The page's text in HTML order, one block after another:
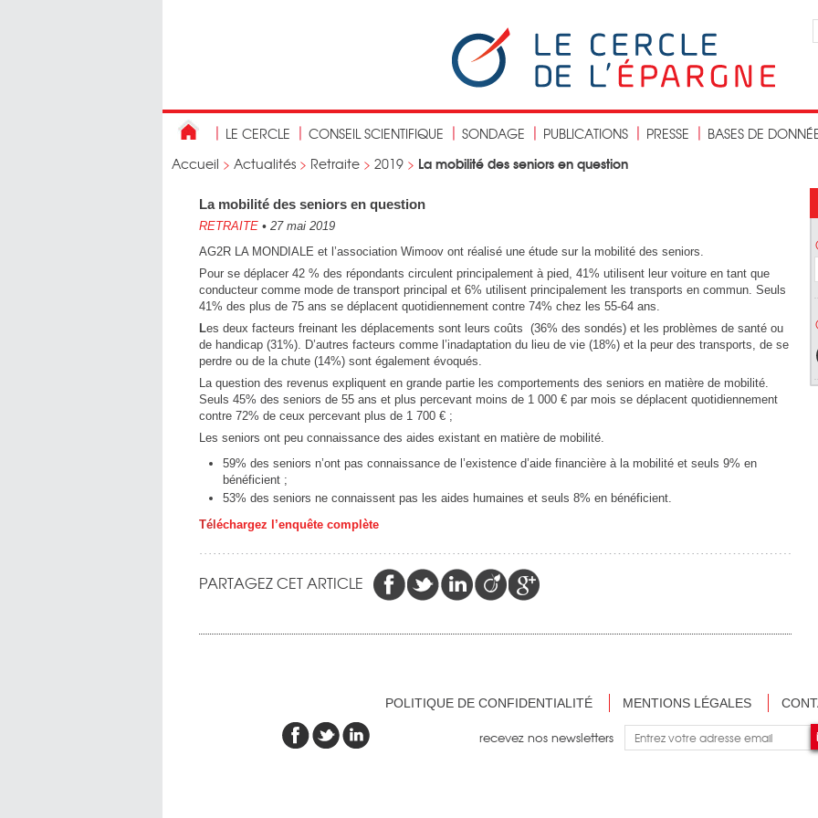
LE CERCLE CONSEIL SCIENTIFIQUE SONDAGE PUBLICATIONS PRESSE
BASES DE
Accueil > Actualités > Retraite > 2019 > La mobilité des seniors en question
La mobilité des seniors en question
RETRAITE • 27 mai 2019
AG2R LA MONDIALE et l’association Wimoov ont réalisé une étude sur la mobilité des seniors.
Pour se déplacer 42 % des répondants circulent principalement à pied, 41% utilisent leur voiture en tant que
conducteur comme mode de transport principal et 6% utilisent principalement les transports en commun. Seuls
41% des plus de 75 ans se déplacent quotidiennement contre 74% chez les 55-64 ans.
Les deux facteurs freinant les déplacements sont leurs coûts (36% des sondés) et les problèmes de santé ou
de handicap (31%). D’autres facteurs comme l’inadaptation du lieu de vie (18%) et la peur des transports, de se
perdre ou de la chute (14%) sont également évoqués.
La question des revenus expliquent en grande partie les comportements des seniors en matière de mobilité.
Seuls 45% des seniors de 55 ans et plus percevant moins de 1 000 € par mois se déplacent quotidiennement
contre 72% de ceux percevant plus de 1 700 € ;
Les seniors ont peu connaissance des aides existant en matière de mobilité.
59% des seniors n’ont pas connaissance de l’existence d’aide financière à la mobilité et seuls 9% en
bénéficient ;
53% des seniors ne connaissent pas les aides humaines et seuls 8% en bénéficient.
Tél échargez l’enquête complète
PARTAGEZ CET ARTICLE
POLITIQUE DE CONFIDENTIALITÉ MENTIONS LÉGALES
recevez nos newsletters